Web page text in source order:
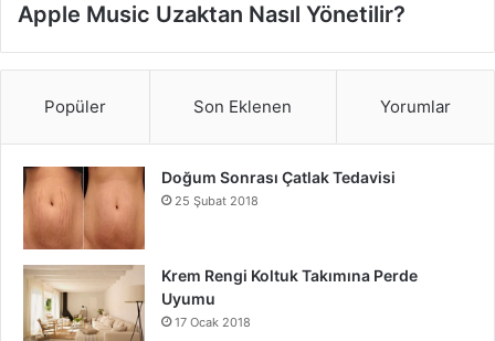
Apple Music Uzaktan Nasıl Yönetilir?
Popüler Son Eklenen Yorumlar
Doğum Sonrası Çatlak Tedavisi
25 Şubat 2018
Krem Rengi Koltuk Takımına Perde
Uyumu
17 Ocak 2018